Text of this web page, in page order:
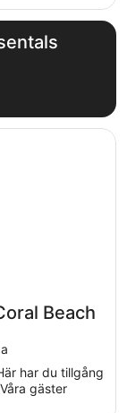
Beach
har du tillgång
gäster